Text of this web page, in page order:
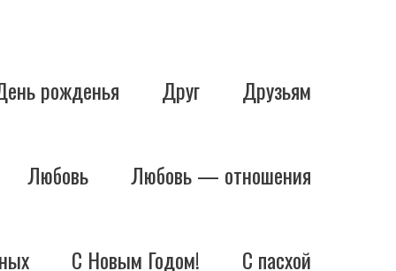
рожденья Друг Друзьям
Любовь Любовь — отношения
С Новым Годом! С пасхой